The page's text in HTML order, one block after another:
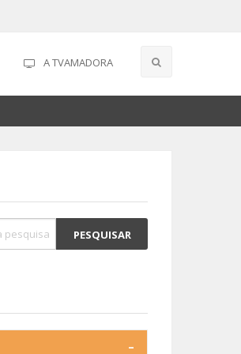
A TVAMADORA